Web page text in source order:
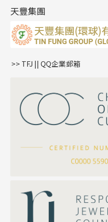
公司名稱
聯絡電話
雙十字鏈系列
水波鏈系列
蛇骨鏈系列
鏈尾系列
嘴唇鏈系列
S車花鏈系列
珍珠鏈系列
坦克鏈系列
滿天星鏈系列
方假繩鏈系列
耳環扣系列
耳綫/耳鈎系列
耳環爪頭
耳環
字母吊墜
相盒吊墜
項鏈吊墜
生肖吊墜
星座吊墜
珠扣
天豐集團
>> TFJ || QQ企業郵箱